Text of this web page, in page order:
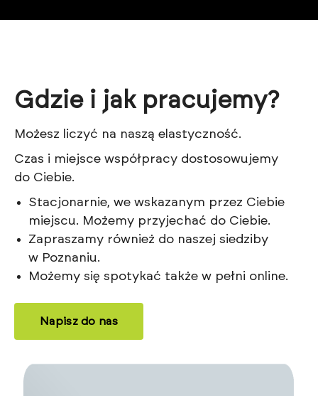
Gdzie i jak pracujemy?
Możesz liczyć na naszą elastyczność.
Czas i miejsce współpracy dostosowujemy
do Ciebie.
Stacjonarnie, we wskazanym przez Ciebie
miejscu. Możemy przyjechać do Ciebie.
Zapraszamy również do naszej siedziby
w Poznaniu.
Możemy się spotykać także w pełni online.
Napisz do nas